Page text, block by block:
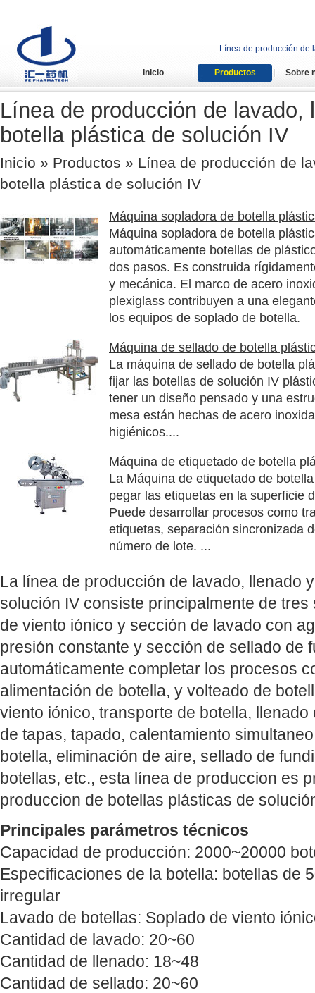
Línea de producción de
Inicio Productos Sobre
Línea de producción de lavado,
botella plástica de solución IV
Inicio » Productos » Línea de producción de
botella plástica de solución IV
Máquina sopladora de botella
Máquina sopladora de botella
automáticamente botellas de
dos pasos. Es construida
y mecánica. El marco de acero
plexiglass contribuyen a una
los equipos de soplado de botella.
Máquina de sellado de botella
La máquina de sellado de botella
fijar las botellas de solución IV
tener un diseño pensado y una
mesa están hechas de acero
higiénicos....
Máquina de etiquetado de botella
La Máquina de etiquetado de
pegar las etiquetas en la superficie
Puede desarrollar procesos como
etiquetas, separación sincronizada
número de lote. ...
La línea de producción de lavado, llenado
solución IV consiste principalmente de
de viento iónico y sección de lavado con
presión constante y sección de sellado de
automáticamente completar los procesos
alimentación de botella, y volteado de
viento iónico, transporte de botella,
de tapas, tapado, calentamiento
botella, eliminación de aire, sellado de
botellas, etc., esta línea de produccion es
produccion de botellas plásticas de
Principales parámetros técnicos
Capacidad de producción: 2000~20000
Especificaciones de la botella: botellas de
irregular
Lavado de botellas: Soplado de viento
Cantidad de lavado: 20~60
Cantidad de llenado: 18~48
Cantidad de sellado: 20~60